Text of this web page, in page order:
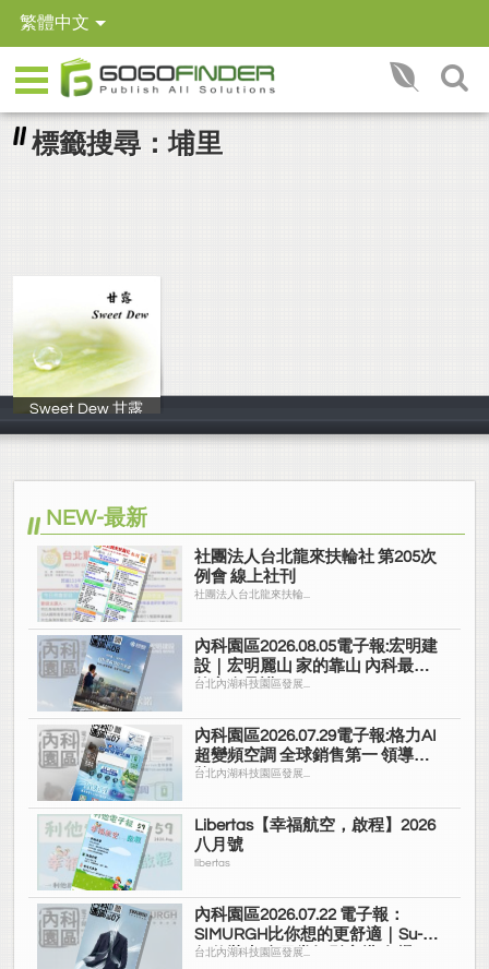
繁體中文
標籤搜尋：埔里
Sweet Dew 甘露
The Ven. Maste
NEW-最新
社團法人台北龍來扶輪社 第205次
例會 線上社刊
社團法人台北龍來扶輪...
內科園區2026.08.05電子報:宏明建
設｜宏明麗山 家的靠山 內科最高
的安全承諾
台北內湖科技園區發展...
內科園區2026.07.29電子報:格力AI
超變頻空調 全球銷售第一 領導品
牌
台北內湖科技園區發展...
Libertas【幸福航空，啟程】2026
八月號
libertas
內科園區2026.07.22 電子報：
SIMURGH比你想的更舒適｜Su-Si
舒仕裝 都會日常輕鬆穿搭 免燙可
台北內湖科技園區發展...